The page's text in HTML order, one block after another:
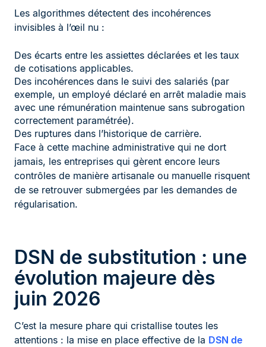
Les algorithmes détectent des incohérences
invisibles à l’œil nu :
Des écarts entre les assiettes déclarées et les taux
de cotisations applicables.
Des incohérences dans le suivi des salariés (par
exemple, un employé déclaré en arrêt maladie mais
avec une rémunération maintenue sans subrogation
correctement paramétrée).
Des ruptures dans l’historique de carrière.
Face à cette machine administrative qui ne dort
jamais, les entreprises qui gèrent encore leurs
contrôles de manière artisanale ou manuelle risquent
de se retrouver submergées par les demandes de
régularisation.
DSN de substitution : une
évolution majeure dès
juin 2026
C’est la mesure phare qui cristallise toutes les
attentions : la mise en place effective de la DSN de